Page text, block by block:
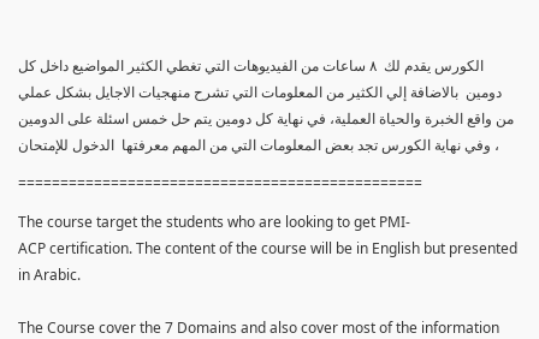
الكورس يقدم لك ٨ ساعات من الفيديوهات التي تغطي الكثير المواضيع داخل كل
دومين بالاضافة إلي الكثير من المعلومات التي تشرح منهجيات الاجايل بشكل عملي
من واقع الخبرة والحياة العملية، في نهاية كل دومين يتم حل خمس اسئلة على الدومين
، وفي نهاية الكورس تجد بعض المعلومات التي من المهم معرفتها الدخول للإمتحان
================================================
The course target the students who are looking to get PMI-
ACP certification. The content of the course will be in English but presented
in Arabic.
The Course cover the 7 Domains and also cover most of the information